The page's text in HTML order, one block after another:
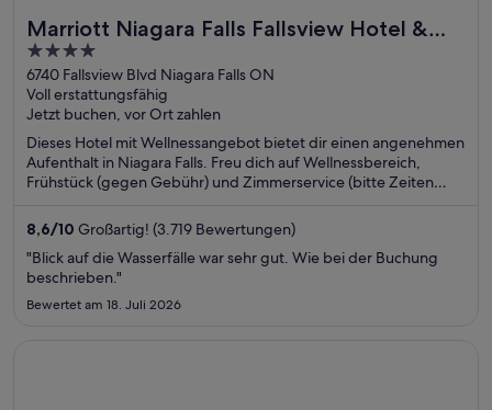
Marriott Niagara Falls Fallsview Hotel &
Spa
4
out
of
5
6740 Fallsview Blvd Niagara Falls ON
Voll erstattungsfähig
Jetzt buchen, vor Ort zahlen
Dieses Hotel mit Wellnessangebot bietet dir einen angenehmen
Aufenthalt in Niagara Falls. Freu dich auf Wellnessbereich,
Frühstück (gegen Gebühr) und Zimmerservice (bitte Zeiten
Personal in unseren Bewertungen. Einige beliebte
Sehenswürdigkeiten – Fallsview Casino und Horseshoe Falls –
befinden sich in der Nähe.
8,6/10 Großartig! (3.719 Bewertungen)
"Blick auf die Wasserfälle war sehr gut. Wie bei der Buchung
beschrieben."
Bewertet am 18. Juli 2026